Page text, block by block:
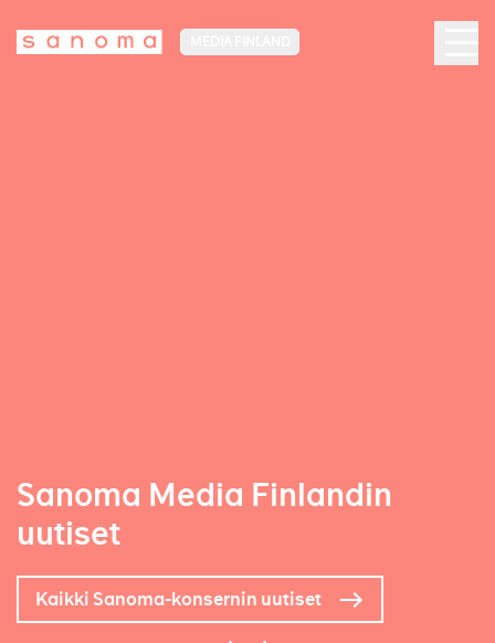
Sanoma Media Finlandin
uutiset
Kaikki Sanoma-konsernin uutiset